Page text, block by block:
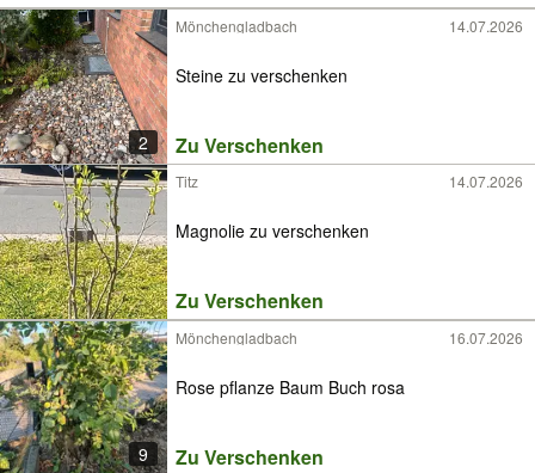
2
Mönchengladbach 14.07.2026
Steine zu verschenken
Zu Verschenken
Titz 14.07.2026
Magnolie zu verschenken
Zu Verschenken
9
Mönchengladbach 16.07.2026
Rose pflanze Baum Buch rosa
Zu Verschenken